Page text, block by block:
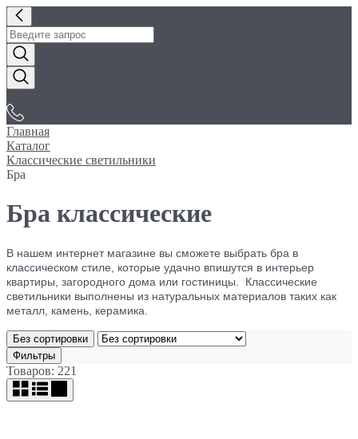
Главная
Каталог
Классические светильники
Бра
Бра классические
В нашем интернет магазине вы сможете выбрать бра в
классическом стиле, которые удачно впишутся в интерьер
квартиры, загородного дома или гостиницы. Классические
светильники выполнены из натуральных материалов таких как
металл, камень, керамика.
Без сортировки
Фильтры
Товаров: 221